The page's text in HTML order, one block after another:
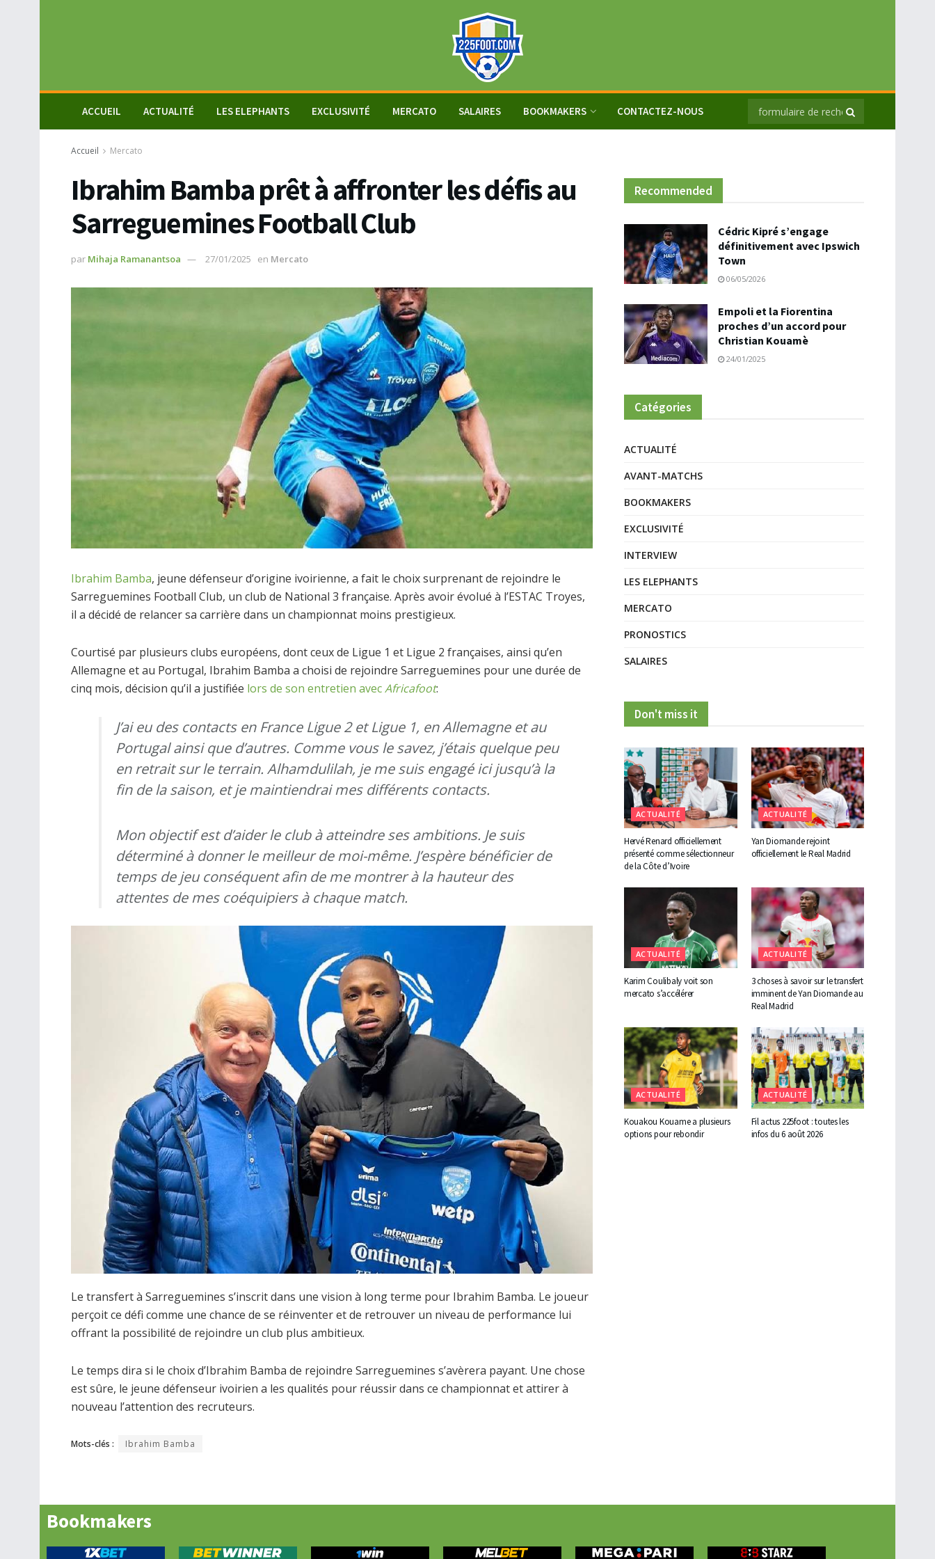
ACCUEIL ACTUALITÉ LES ELEPHANTS EXCLUSIVITÉ MERCATO SALAIRES BOOKMAKERS CONTACTEZ-NOUS
Accueil Mercato
Ibrahim Bamba prêt à affronter les défis au
Sarreguemines Football Club
par Mihaja Ramanantsoa 27/01/2025 en Mercato
Ibrahim Bamba, jeune défenseur d’origine ivoirienne, a fait le choix surprenant de rejoindre le
Sarreguemines Football Club, un club de National 3 française. Après avoir évolué à l’ESTAC Troyes,
il a décidé de relancer sa carrière dans un championnat moins prestigieux.
Courtisé par plusieurs clubs européens, dont ceux de Ligue 1 et Ligue 2 françaises, ainsi qu’en
Allemagne et au Portugal, Ibrahim Bamba a choisi de rejoindre Sarreguemines pour une durée de
cinq mois, décision qu’il a justifiée lors de son entretien avecAfricafoot:
J’ai eu des contacts en France Ligue 2 et Ligue 1, en Allemagne et au
Portugal ainsi que d’autres. Comme vous le savez, j’étais quelque peu
en retrait sur le terrain. Alhamdulilah, je me suis engagé ici jusqu’à la
fin de la saison, et je maintiendrai mes différents contacts.
Mon objectif est d’aider le club à atteindre ses ambitions. Je suis
déterminé à donner le meilleur de moi-même. J’espère bénéficier de
temps de jeu conséquent afin de me montrer à la hauteur des
attentes de mes coéquipiers à chaque match.
Le transfert à Sarreguemines s’inscrit dans une vision à long terme pour Ibrahim Bamba. Le joueur
perçoit ce défi comme une chance de se réinventer et de retrouver un niveau de performance lui
offrant la possibilité de rejoindre un club plus ambitieux.
Le temps dira si le choix d’Ibrahim Bamba de rejoindre Sarreguemines s’avèrera payant. Une chose
est sûre, le jeune défenseur ivoirien a les qualités pour réussir dans ce championnat et attirer à
nouveau l’attention des recruteurs.
Mots-clés : Ibrahim Bamba
Recommended
Cédric Kipré s’engage
définitivement avec Ipswich
Town
06/05/2026
Empoli et la Fiorentina
proches d’un accord pour
Christian Kouamè
24/01/2025
Catégories
ACTUALITÉ
AVANT-MATCHS
BOOKMAKERS
EXCLUSIVITÉ
INTERVIEW
LES ELEPHANTS
MERCATO
PRONOSTICS
SALAIRES
Don't miss it
ACTUALITÉ
Hervé Renard officiellement
présenté comme sélectionneur
de la Côte d’Ivoire
ACTUALITÉ
Yan Diomande rejoint
officiellement le Real Madrid
ACTUALITÉ
Karim Coulibaly voit son
mercato s’accélérer
ACTUALITÉ
3 choses à savoir sur le transfert
imminent de Yan Diomande au
Real Madrid
ACTUALITÉ
Kouakou Kouame a plusieurs
options pour rebondir
ACTUALITÉ
Fil actus 225foot : toutes les
infos du 6 août 2026
Bookmakers